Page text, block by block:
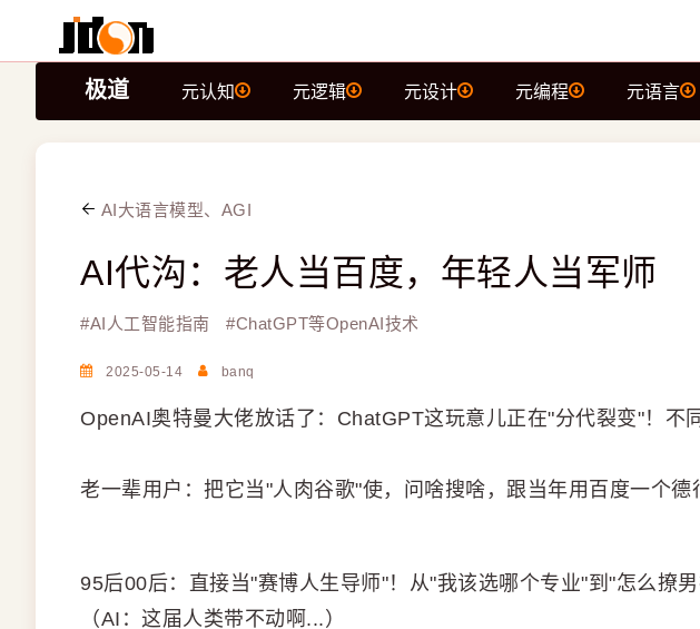
极道 元认知 元逻辑 元设计 元编程 元语言
AI大语言模型、AGI
AI代沟：老人当百度，年轻人当军师
#AI人工智能指南 #ChatGPT等OpenAI技术
2025-05-14 banq
OpenAI奥特曼大佬放话了：ChatGPT这玩意儿正在"分代裂变"！不
老一辈用户：把它当"人肉谷歌"使，问啥搜啥，跟当年用百度一个德
95后00后：直接当"赛博人生导师"！从"我该选哪个专业"到"怎么撩男
（AI：这届人类带不动啊...）